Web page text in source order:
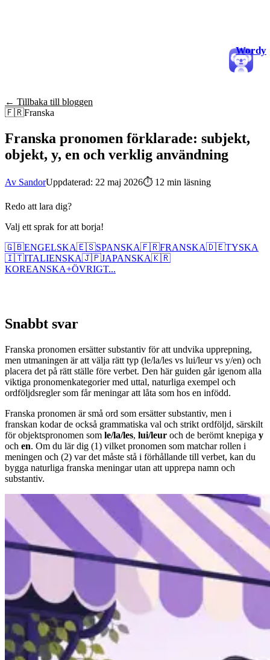
Wordy
← Tillbaka till bloggen
🇫🇷Franska
Franska pronomen förklarade: subjekt,
objekt, y, en och verklig användning
Av SandorUppdaterad: 22 maj 2026⏱ 12 min läsning
Redo att lara dig?
Valj ett sprak for att borja!
🇬🇧ENGELSKA🇪🇸SPANSKA🇫🇷FRANSKA🇩🇪TYSKA
🇮🇹ITALIENSKA🇯🇵JAPANSKA🇰🇷
KOREANSKA+ÖVRIGT...
Snabbt svar
Franska pronomen ersätter substantiv för att undvika upprepning,
men utmaningen är att välja rätt typ (le/la/les vs lui/leur vs y/en) och
placera det på rätt ställe före verbet. Den här guiden går igenom alla
viktiga pronomenkategorier med uttal, naturliga exempel och
ordföljdsregler som får meningar att låta som hos en infödd.
Franska pronomen är små ord som ersätter substantiv, men i
franskan kodar de också grammatiska val och strikt ordföljd, särskilt
för objektspronomen som le/la/les, lui/leur och de berömt knepiga y
och en. Om du lär dig (1) vilket pronomen som matchar rollen i
meningen och (2) var det måste stå i förhållande till verbet, kan du
bygga naturliga franska meningar utan att upprepa namn och
substantiv.